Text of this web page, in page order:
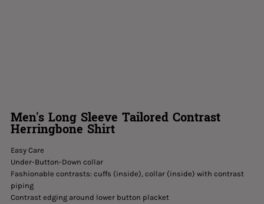
Men's Long Sleeve Tailored Contrast
Herringbone Shirt
Easy Care
Under-Button-Down collar
Fashionable contrasts: cuffs (inside), collar (inside) with contrast
piping
Contrast edging around lower button placket